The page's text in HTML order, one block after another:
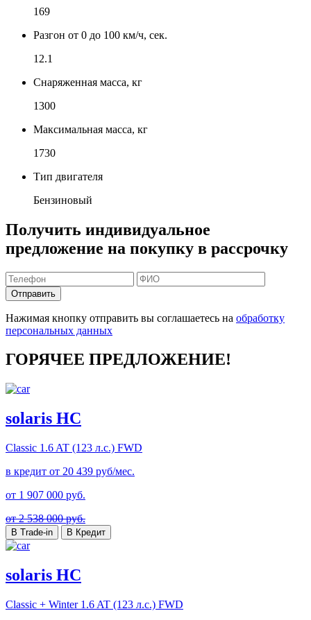
169
Разгон от 0 до 100 км/ч, сек.
12.1
Снаряженная масса, кг
1300
Максимальная масса, кг
1730
Тип двигателя
Бензиновый
Получить индивидуальное
предложение на покупку в рассрочку
Отправить
Нажимая кнопку отправить вы соглашаетесь на обработку
персональных данных
ГОРЯЧЕЕ ПРЕДЛОЖЕНИЕ!
solaris HC
Classic 1.6 AT (123 л.с.) FWD
в кредит от 20 439 руб/мес.
от 1 907 000 руб.
от 2 538 000 руб.
В Trade-in В Кредит
solaris HC
Classic + Winter 1.6 AT (123 л.с.) FWD